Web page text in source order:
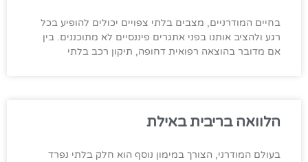
בחיים המודרניים, מצבים בלתי צפויים יכולים להופיע בכל
רגע ולהציב אותנו בפני אתגרים פיננסיים לא מתוכננים. בין
אם מדובר בהוצאה רפואית דחופה, תיקון רכב בלתי
הלוואה בריבית באילת
בעולם המודרני, הצורך במימון נוסף הוא חלק בלתי נפרד